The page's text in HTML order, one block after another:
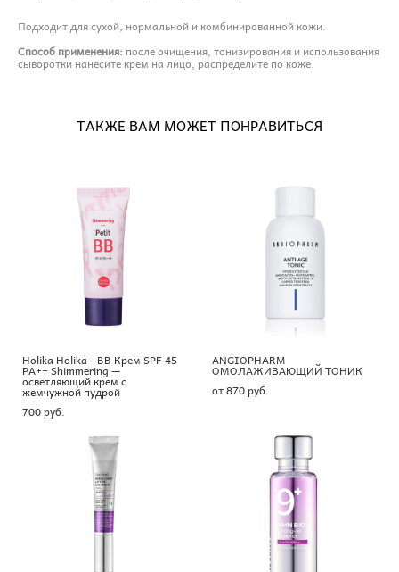
Подходит для сухой, нормальной и комбинированной кожи.
Способ применения: после очищения, тонизирования и использования
сыворотки нанесите крем на лицо, распределите по коже.
ТАКЖЕ ВАМ МОЖЕТ ПОНРАВИТЬСЯ
Holika Holika - BB Крем SPF 45
PA++ Shimmering —
осветляющий крем с
жемчужной пудрой
700 pуб.
ANGIOPHARM
ОМОЛАЖИВАЮЩИЙ ТОНИК
от 870 pуб.